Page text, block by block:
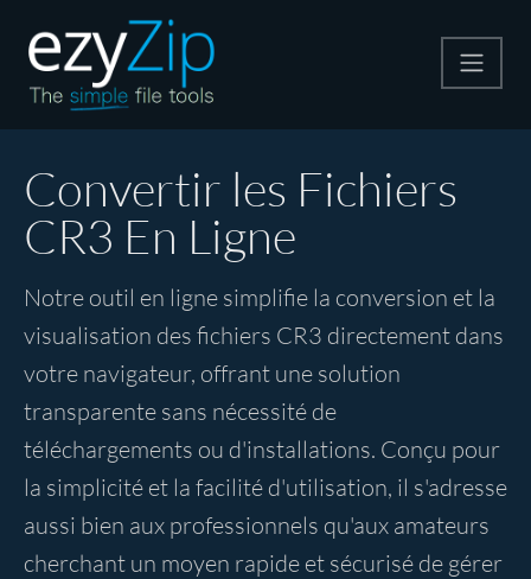
Décompresser
Convertir
Autres outils
Convertir les Fichiers
CR3 En Ligne
Notre outil en ligne simplifie la conversion et la
visualisation des fichiers CR3 directement dans
votre navigateur, offrant une solution
transparente sans nécessité de
téléchargements ou d'installations. Conçu pour
la simplicité et la facilité d'utilisation, il s'adresse
aussi bien aux professionnels qu'aux amateurs
cherchant un moyen rapide et sécurisé de gérer